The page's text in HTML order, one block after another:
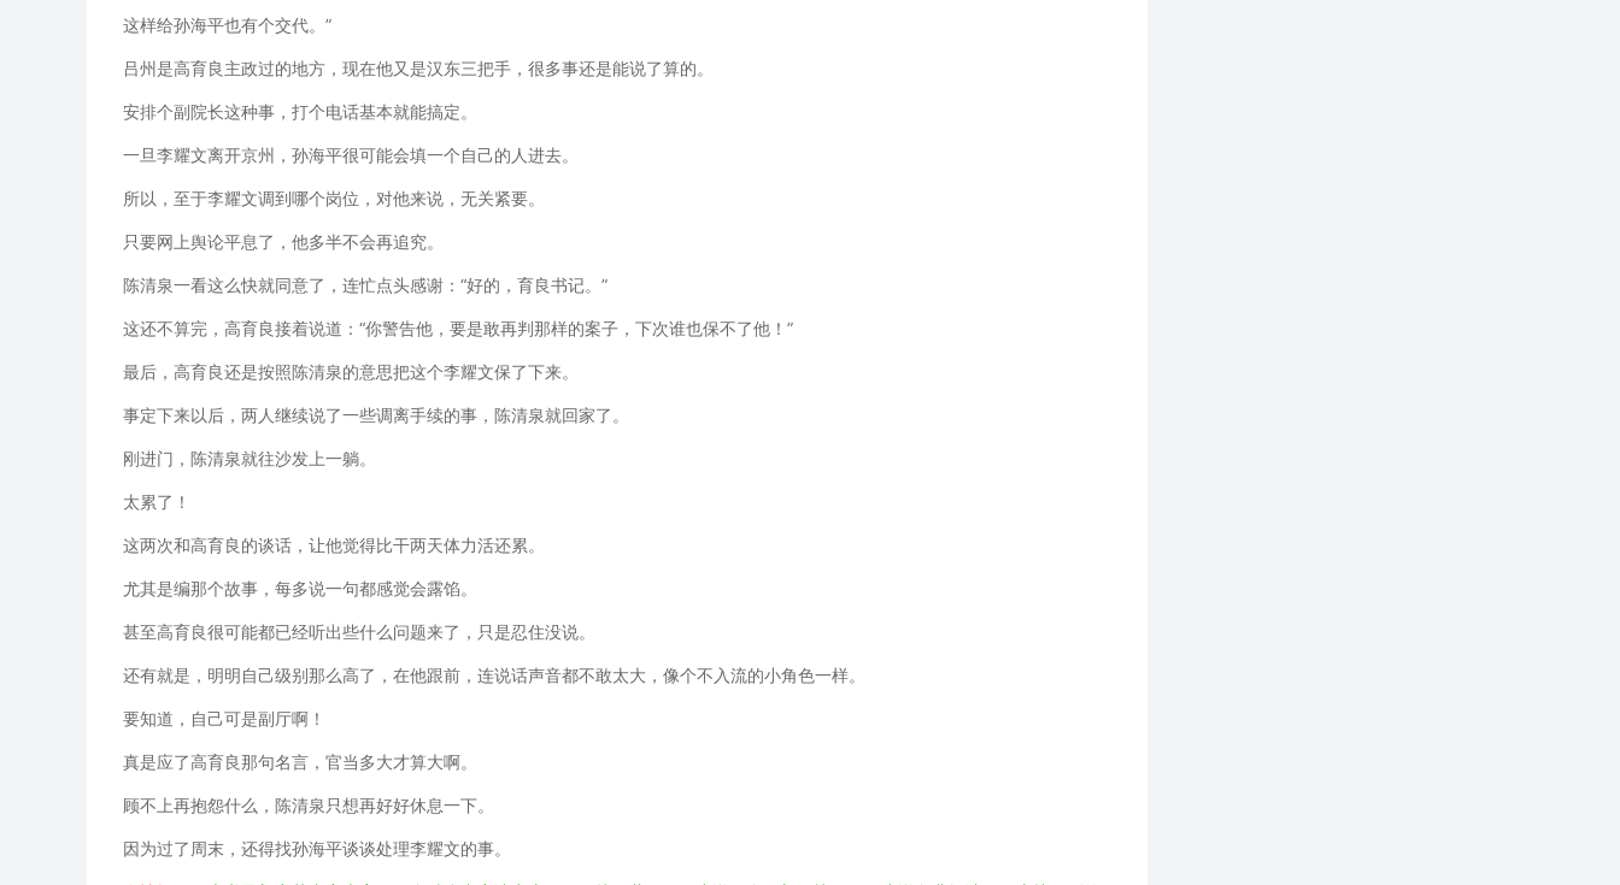
这样给孙海平也有个交代。”
吕州是高育良主政过的地方，现在他又是汉东三把手，很多事还是能说了算的。
安排个副院长这种事，打个电话基本就能搞定。
一旦李耀文离开京州，孙海平很可能会填一个自己的人进去。
所以，至于李耀文调到哪个岗位，对他来说，无关紧要。
只要网上舆论平息了，他多半不会再追究。
陈清泉一看这么快就同意了，连忙点头感谢：“好的，育良书记。”
这还不算完，高育良接着说道：“你警告他，要是敢再判那样的案子，下次谁也保不了他！”
最后，高育良还是按照陈清泉的意思把这个李耀文保了下来。
事定下来以后，两人继续说了一些调离手续的事，陈清泉就回家了。
刚进门，陈清泉就往沙发上一躺。
太累了！
这两次和高育良的谈话，让他觉得比干两天体力活还累。
尤其是编那个故事，每多说一句都感觉会露馅。
甚至高育良很可能都已经听出些什么问题来了，只是忍住没说。
还有就是，明明自己级别那么高了，在他跟前，连说话声音都不敢太大，像个不入流的小角色一样。
要知道，自己可是副厅啊！
真是应了高育良那句名言，官当多大才算大啊。
顾不上再抱怨什么，陈清泉只想再好好休息一下。
因为过了周末，还得找孙海平谈谈处理李耀文的事。